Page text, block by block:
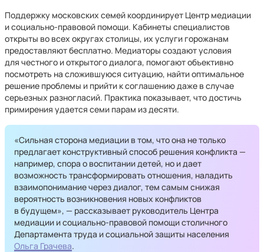
Поддержку московских семей координирует Центр медиации
и социально-правовой помощи. Кабинеты специалистов
открыты во всех округах столицы, их услуги горожанам
предоставляют бесплатно. Медиаторы создают условия
для честного и открытого диалога, помогают объективно
посмотреть на сложившуюся ситуацию, найти оптимальное
решение проблемы и прийти к соглашению даже в случае
серьезных разногласий. Практика показывает, что достичь
примирения удается семи парам из десяти.
«Сильная сторона медиации в том, что она не только
предлагает конструктивный способ решения конфликта —
например, спора о воспитании детей, но и дает
возможность трансформировать отношения, наладить
взаимопонимание через диалог, тем самым снижая
вероятность возникновения новых конфликтов
в будущем», — рассказывает руководитель Центра
медиации и социально-правовой помощи столичного
Департамента труда и социальной защиты населения
Ольга Грачева.